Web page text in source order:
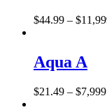
$44.99 – $
Aqua A
$21 .49 – $7,999